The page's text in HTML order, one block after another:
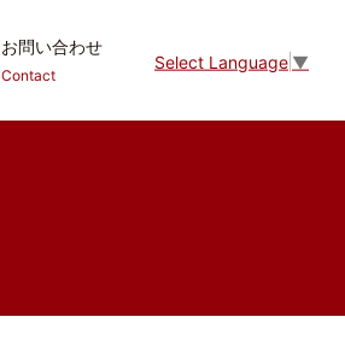
Select Language ▼
お問い合わせ
Contact